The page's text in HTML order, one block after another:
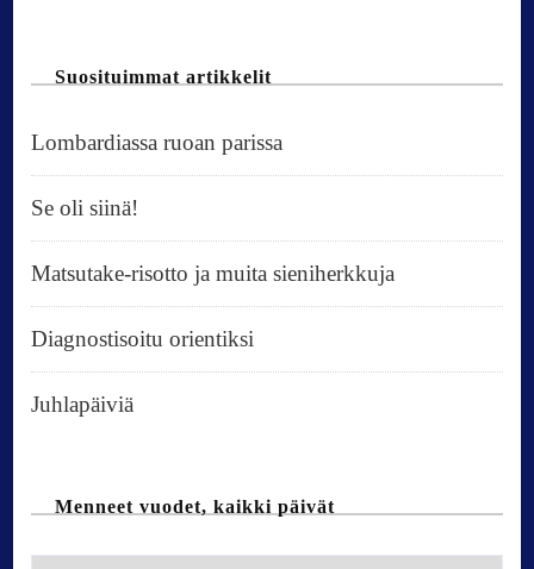
Suosituimmat artikkelit
Lombardiassa ruoan parissa
Se oli siinä!
Matsutake-risotto ja muita sieniherkkuja
Diagnostisoitu orientiksi
Juhlapäiviä
Menneet vuodet, kaikki päivät